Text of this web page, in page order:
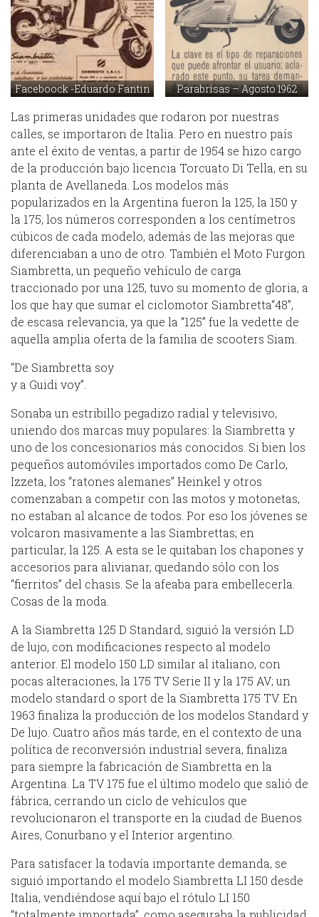
Faceboock -Eduardo Fantin Parabrisas – Agosto 1962
Las primeras unidades que rodaron por nuestras
calles, se importaron de Italia. Pero en nuestro país
ante el éxito de ventas, a partir de 1954 se hizo cargo
de la producción bajo licencia Torcuato Di Tella, en su
planta de Avellaneda. Los modelos más
popularizados en la Argentina fueron la 125, la 150 y
la 175; los números corresponden a los centímetros
cúbicos de cada modelo, además de las mejoras que
diferenciaban a uno de otro. También el Moto Furgon
Siambretta, un pequeño vehículo de carga
traccionado por una 125, tuvo su momento de gloria, a
los que hay que sumar el ciclomotor Siambretta“48”,
de escasa relevancia, ya que la “125” fue la vedette de
aquella amplia oferta de la familia de scooters Siam.
“De Siambretta soy
y a Guidi voy”.
Sonaba un estribillo pegadizo radial y televisivo,
uniendo dos marcas muy populares: la Siambretta y
uno de los concesionarios más conocidos. Si bien los
pequeños automóviles importados como De Carlo,
Izzeta, los “ratones alemanes” Heinkel y otros
comenzaban a competir con las motos y motonetas,
no estaban al alcance de todos. Por eso los jóvenes se
volcaron masivamente a las Siambrettas; en
particular, la 125. A esta se le quitaban los chapones y
accesorios para alivianar, quedando sólo con los
“fierritos” del chasis. Se la afeaba para embellecerla.
Cosas de la moda.
A la Siambretta 125 D Standard, siguió la versión LD
de lujo, con modificaciones respecto al modelo
anterior. El modelo 150 LD similar al italiano, con
pocas alteraciones, la 175 TV Serie II y la 175 AV; un
modelo standard o sport de la Siambretta 175 TV. En
1963 finaliza la producción de los modelos Standard y
De lujo. Cuatro años más tarde, en el contexto de una
política de reconversión industrial severa, finaliza
para siempre la fabricación de Siambretta en la
Argentina. La TV 175 fue el último modelo que salió de
fábrica, cerrando un ciclo de vehículos que
revolucionaron el transporte en la ciudad de Buenos
Aires, Conurbano y el Interior argentino.
Para satisfacer la todavía importante demanda, se
siguió importando el modelo Siambretta LI 150 desde
Italia, vendiéndose aquí bajo el rótulo LI 150